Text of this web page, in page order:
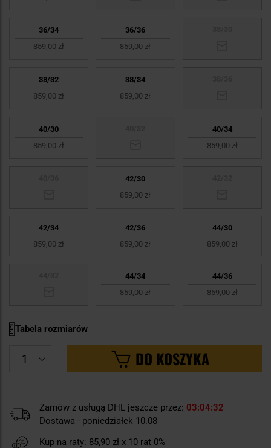
36/34
859,00 zł
36/36
859,00 zł
38/32
859,00 zł
38/34
859,00 zł
40/30
859,00 zł
40/34
859,00 zł
42/30
859,00 zł
42/34
859,00 zł
42/36
859,00 zł
44/30
859,00 zł
44/34
859,00 zł
44/36
859,00 zł
Tabela rozmiarów
DO KOSZYKA
Zamów z usługą DHL jeszcze przez: 03 04 31
Dostawa - poniedziałek 10.08
Kup na raty: 85,90 zł x 10 rat 0%